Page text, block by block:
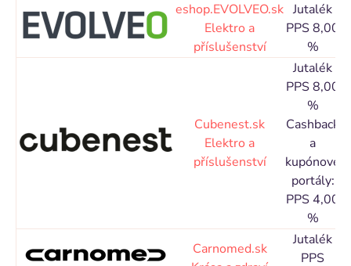
eshop.EVOLVEO.sk
Elektro a
příslušenství
Jutalék
PPS 8,00
%
Cubenest.sk
Elektro a
příslušenství
Jutalék
PPS 8,00
%
Cashback
a
kupónové
portály:
PPS 4,00
%
Carnomed.sk
Jutalék
PPS